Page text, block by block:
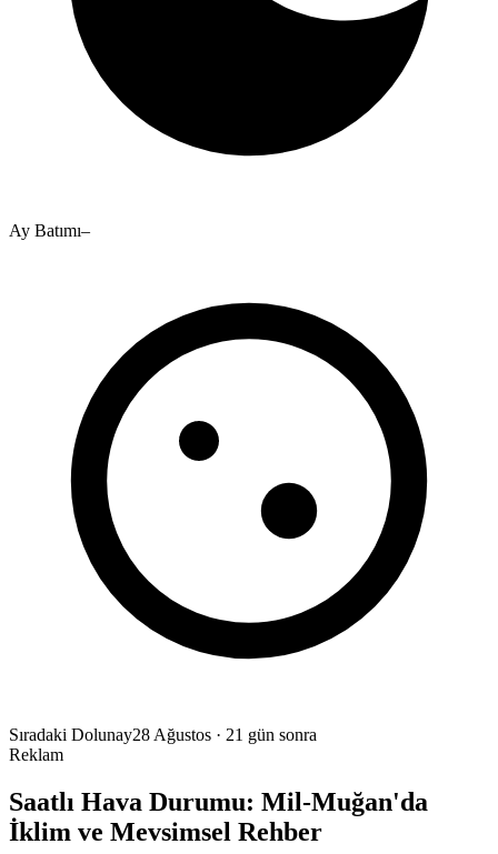
Ay Batımı–
Sıradaki Dolunay28 Ağustos · 21 gün sonra
Reklam
Saatlı Hava Durumu: Mil-Muğan'da
İklim ve Mevsimsel Rehber